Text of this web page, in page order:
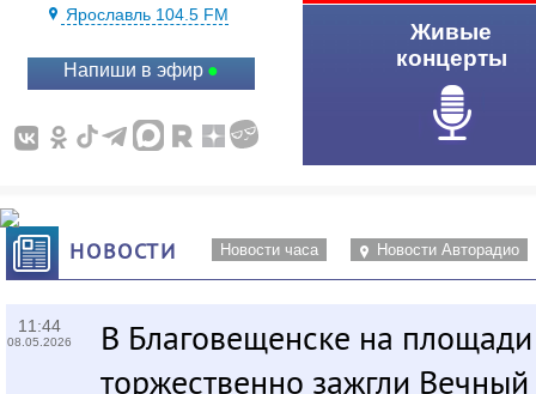
Ярославль 104.5 FM
Напиши в эфир
Живые
концерты
НОВОСТИ Новости часа Новости Авторадио
11:44
08.05.2026
В Благовещенске на
торжественно зажгли Вечный